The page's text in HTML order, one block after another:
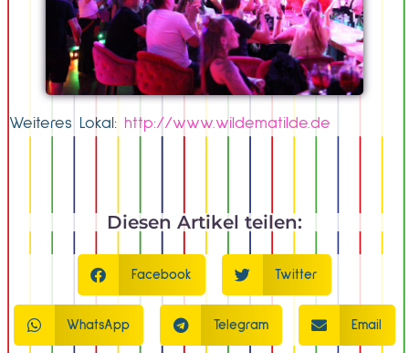
Weiteres Lokal: http://www.wildematilde.de
Diesen Artikel teilen:
Facebook Twitter
WhatsApp Telegram Email